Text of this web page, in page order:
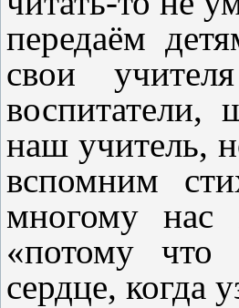
передаём
свои
воспитатели,
наш учитель,
вспомним
многому нас
«потому что
сердце, когда